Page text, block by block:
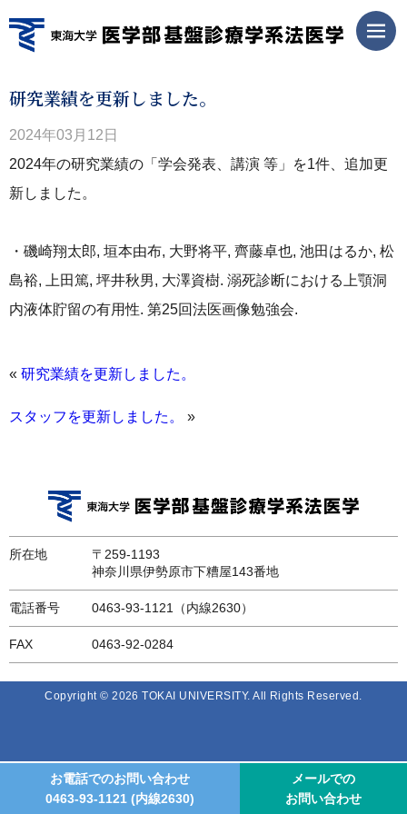
研究業績を更新しました。
2024年03月12日
2024年の研究業績の「学会発表、講演 等」を1件、追加更
新しました。
・磯崎翔太郎, 垣本由布, 大野将平, 齊藤卓也, 池田はるか, 松
島裕, 上田篤, 坪井秋男, 大澤資樹. 溺死診断における上顎洞
内液体貯留の有用性. 第25回法医画像勉強会.
« 研究業績を更新しました。
スタッフを更新しました。 »
所在地
〒259-1193
神奈川県伊勢原市下糟屋143番地
電話番号 0463-93-1121（内線2630）
FAX 0463-92-0284
お電話でのお問い合わせ
0463-93-1121 (内線2630)
メールでの
お問い合わせ
Copyright © 2026 TOKAI UNIVERSITY. All Rights Reserved.